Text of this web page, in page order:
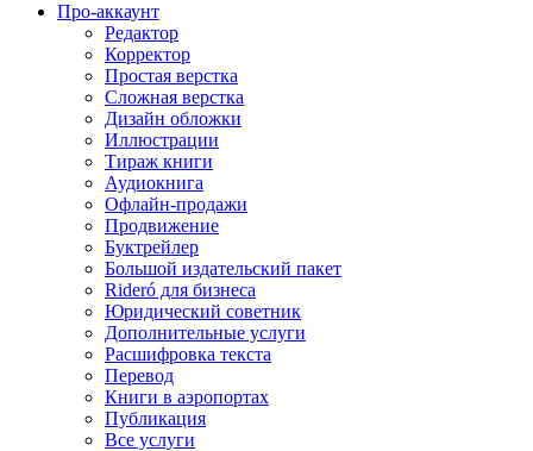
Про-аккаунт
Редактор
Корректор
Простая верстка
Сложная верстка
Дизайн обложки
Иллюстрации
Тираж книги
Аудиокнига
Офлайн-продажи
Продвижение
Буктрейлер
Большой издательский пакет
Rideró для бизнеса
Юридический советник
Дополнительные услуги
Расшифровка текста
Перевод
Книги в аэропортах
Публикация
Все услуги